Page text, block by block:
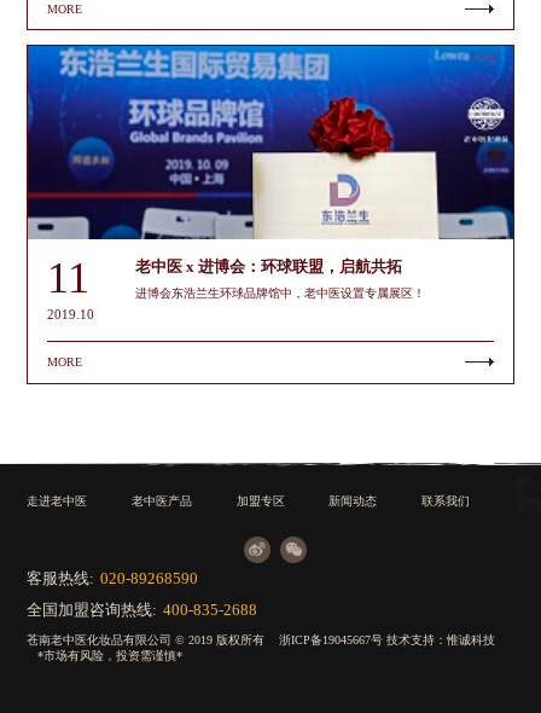
MORE
11
2019.10
老中医 x 进博会：环球联盟，启航共拓
进博会东浩兰生环球品牌馆中，老中医设置专属展区！
MORE
走进老中医 老中医产品 加盟专区 新闻动态 联系我们
客服热线: 020-89268590
全国加盟咨询热线: 400-835-2688
苍南老中医化妆品有限公司 © 2019 版权所有浙ICP备19045667号 技术支持：惟诚科技
*市场有风险，投资需谨慎*